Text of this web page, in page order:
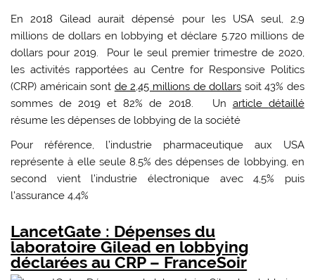
En 2018 Gilead aurait dépensé pour les USA seul, 2,9
millions de dollars en lobbying et déclare 5.720 millions de
dollars pour 2019. Pour le seul premier trimestre de 2020,
les activités rapportées au Centre for Responsive Politics
(CRP) américain sont de 2,45 millions de dollars soit 43% des
sommes de 2019 et 82% de 2018. Un article détaillé
résume les dépenses de lobbying de la société
Pour référence, l’industrie pharmaceutique aux USA
représente à elle seule 8.5% des dépenses de lobbying, en
second vient l’industrie électronique avec 4,5% puis
l’assurance 4,4%
LancetGate : Dépenses du
laboratoire Gilead en lobbying
déclarées au CRP – FranceSoir